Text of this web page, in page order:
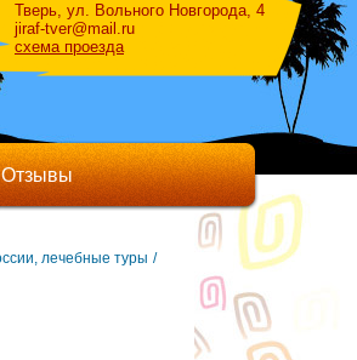
Отзывы
Тверь, ул. Вольного Новгорода, 4
jiraf-tver@mail.ru
схема проезда
лечебные туры /